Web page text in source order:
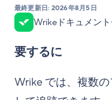
最終更新日: 2026年8月5日
Wrikeドキュメン
要するに
Wrike では、複数